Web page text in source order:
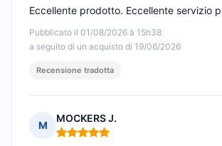
Pubblicato il 01/08/2026 à 15h38
a seguito di un acquisto di 19/06/2026
Eccellente prodotto. Eccellente servizio
Recensione tradotta
M
MOCKERS J.
Nota: 5 su 5